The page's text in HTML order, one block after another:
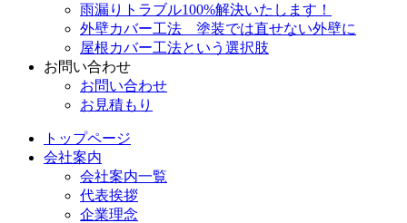
雨漏りトラブル100%解決いたします！
外壁カバー工法 塗装では直せない外壁に
屋根カバー工法という選択肢
お問い合わせ
お問い合わせ
お見積もり
トップページ
会社案内
会社案内一覧
代表挨拶
企業理念